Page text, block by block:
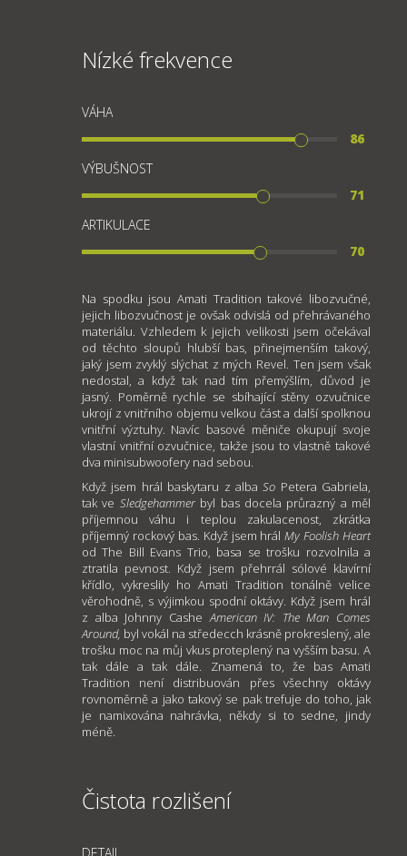
Nízké frekvence
VÁHA
86
VÝBUŠNOST
71
ARTIKULACE
70
Na spodku jsou Amati Tradition takové libozvučné,
jejich libozvučnost je ovšak odvislá od přehrávaného
materiálu. Vzhledem k jejich velikosti jsem očekával
od těchto sloupů hlubší bas, přinejmenším takový,
jaký jsem zvyklý slýchat z mých Revel. Ten jsem však
nedostal, a když tak nad tím přemýšlím, důvod je
jasný. Poměrně rychle se sbíhající stěny ozvučnice
ukrojí z vnitřního objemu velkou část a další spolknou
vnitřní výztuhy. Navíc basové měniče okupují svoje
vlastní vnitřní ozvučnice, takže jsou to vlastně takové
dva minisubwoofery nad sebou.
Když jsem hrál baskytaru z albaSo Petera Gabriela,
tak ve Sledgehammer byl bas docela průrazný a měl
příjemnou váhu i teplou zakulacenost, zkrátka
příjemný rockový bas. Když jsem hrálMy Foolish Heart
od The Bill Evans Trio, basa se trošku rozvolnila a
ztratila pevnost. Když jsem přehrrál sólové klavírní
křídlo, vykreslily ho Amati Tradition tonálně velice
věrohodně, s výjimkou spodní oktávy. Když jsem hrál
z alba Johnny CasheAmerican IV: The Man Comes
Around, byl vokál na středecch krásně prokreslený, ale
trošku moc na můj vkus proteplený na vyšším basu. A
tak dále a tak dále. Znamená to, že bas Amati
Tradition není distribuován přes všechny oktávy
rovnoměrně a jako takový se pak trefuje do toho, jak
je namixována nahrávka, někdy si to sedne, jindy
méně.
Čistota rozlišení
DETAIL